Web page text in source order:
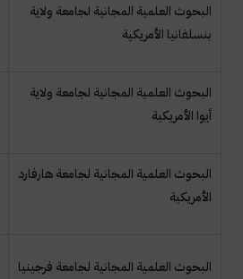
البحوث العلمية المجانية لجامعة ولاية
بنسلفانيا الأمريكية
البحوث العلمية المجانية لجامعة ولاية
أيوا الأمريكية
البحوث العلمية المجانية لجامعة هارفارد
الأمريكية
البحوث العلمية المجانية لجامعة فرجينيا